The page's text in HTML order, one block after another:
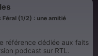
(1/2) : une amitié
référence dédiée aux faits
podcast sur RTL.